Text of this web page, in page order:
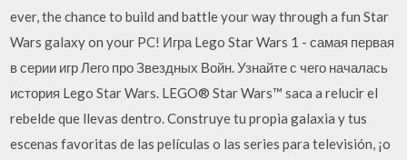
ever, the chance to build and battle your way through a fun Star
Wars galaxy on your PC! Игра Lego Star Wars 1 - самая первая
в серии игр Лего про Звездных Войн. Узнайте с чего началась
история Lego Star Wars. LEGO® Star Wars™ saca a relucir el
rebelde que llevas dentro. Construye tu propia galaxia y tus
escenas favoritas de las películas o las series para televisión, ¡o